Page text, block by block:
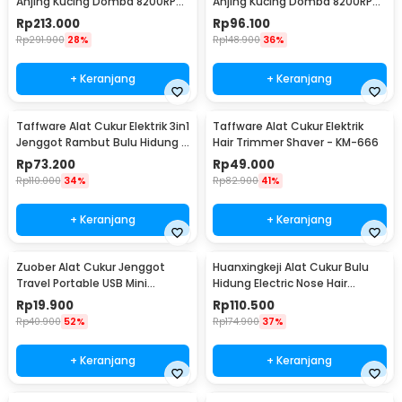
2000mAh 240V - P6
Rp213.000
Rp291.900 28%
+ Keranjang
2.4V - P2
Rp96.100
Rp148.900 36%
+ Keranjang
Taffware Alat Cukur Elektrik 3in1
Jenggot Rambut Bulu Hidung -
AG-818
Rp73.200
Rp110.000 34%
+ Keranjang
Taffware Alat Cukur Elektrik
Hair Trimmer Shaver - KM-666
Rp49.000
Rp82.900 41%
+ Keranjang
Zuober Alat Cukur Jenggot
Travel Portable USB Mini
Trimmer - T01-U
Rp19.900
Rp40.900 52%
+ Keranjang
Huanxingkeji Alat Cukur Bulu
Hidung Electric Nose Hair
Trimmer - HN1
Rp110.500
Rp174.900 37%
+ Keranjang